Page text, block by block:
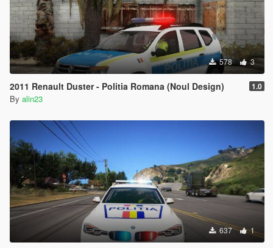
578 3
2011 Renault Duster - Politia Romana (Noul Design) 1.0
By alin23
637 1